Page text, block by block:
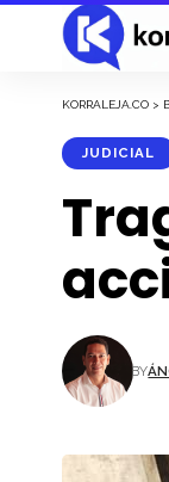
KORRALEJA.CO >
JUDICIAL
BY